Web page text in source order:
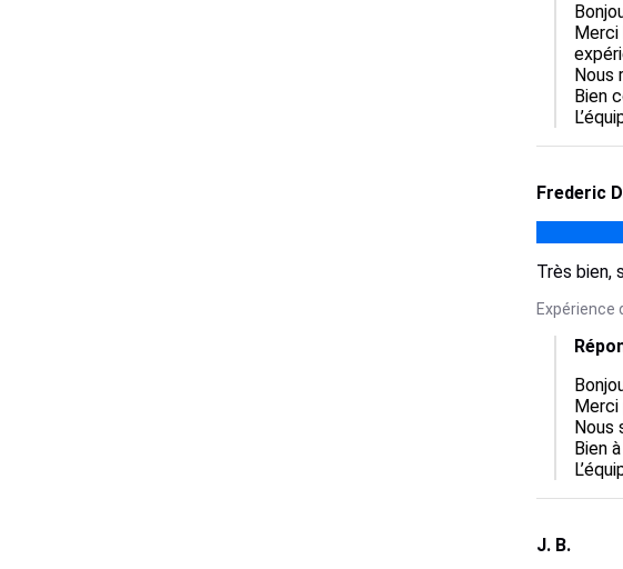
Merci
Nous
Bien
Frederic
Très bien,
Expérience
Merci
Nous
Bien
J. B.